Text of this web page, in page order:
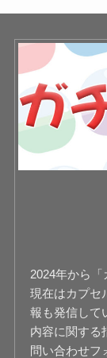
2024年から「
現在はカプセ
報も発信して
内容に関する
問い合わせフ